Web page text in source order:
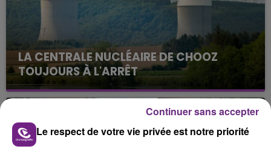
LA CENTRALE NUCLÉAIRE DE CHOOZ
TOUJOURS À L'ARRÊT
Cela fait déjà une semaine que la centrale
nucléaire ardennaise est à l'arrêt. Une situation
justifiée par la sécheresse intense qui est toujours
présente.
Le respect de votre vie privée est notre priorité
Continuer sans accepter